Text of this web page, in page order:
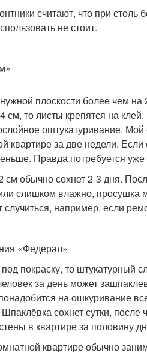
считают, что при столь
не стоит.
плоскости более чем
см, то листы крепятся на
оштукатуривание.
квартире за две недели.
Правда потребуется уже
см обычно сохнет 2-3 дня.
слишком влажно, просушка
например, если
«Федерал»
покраску, то штукатурный
за день может
на ошкуривание
сохнет сутки,
в квартире за половину
квартире обычно